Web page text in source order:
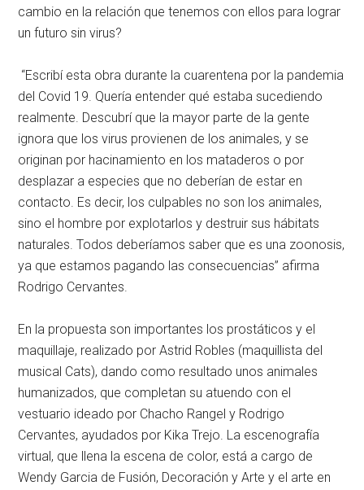
cambio en la relación que tenemos con ellos para lograr
un futuro sin virus?
“Escribí esta obra durante la cuarentena por la pandemia
del Covid 19. Quería entender qué estaba sucediendo
realmente. Descubrí que la mayor parte de la gente
ignora que los virus provienen de los animales, y se
originan por hacinamiento en los mataderos o por
desplazar a especies que no deberían de estar en
contacto. Es decir, los culpables no son los animales,
sino el hombre por explotarlos y destruir sus hábitats
naturales. Todos deberíamos saber que es una zoonosis,
ya que estamos pagando las consecuencias” afirma
Rodrigo Cervantes.
En la propuesta son importantes los prostáticos y el
maquillaje, realizado por Astrid Robles (maquillista del
musical Cats), dando como resultado unos animales
humanizados, que completan su atuendo con el
vestuario ideado por Chacho Rangel y Rodrigo
Cervantes, ayudados por Kika Trejo. La escenografía
virtual, que llena la escena de color, está a cargo de
Wendy Garcia de Fusión, Decoración y Arte y el arte en